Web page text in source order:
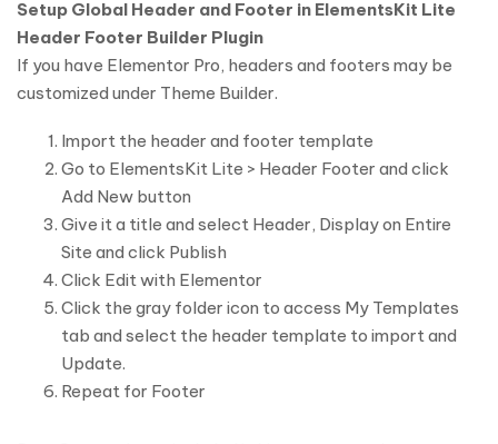
Setup Global Header and Footer in ElementsKit Lite
Header Footer Builder Plugin
If you have Elementor Pro, headers and footers may be
customized under Theme Builder.
Import the header and footer template
Go to ElementsKit Lite > Header Footer and click
Add New button
Give it a title and select Header, Display on Entire
Site and click Publish
Click Edit with Elementor
Click the gray folder icon to access My Templates
tab and select the header template to import and
Update.
Repeat for Footer